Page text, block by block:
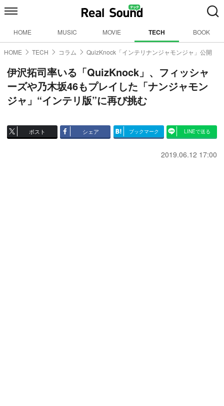
HOME MUSIC MOVIE TECH BOOK
HOME TECH コラム QuizKnock「インテリナンジャモンジャ」公開
伊沢拓司率いる「QuizKnock」、フィッシャ
ーズや乃木坂46もプレイした「ナンジャモン
ジャ」“インテリ版”に再び挑む
ポスト シェア ブックマーク LINEで送る
2019.06.12 17:00